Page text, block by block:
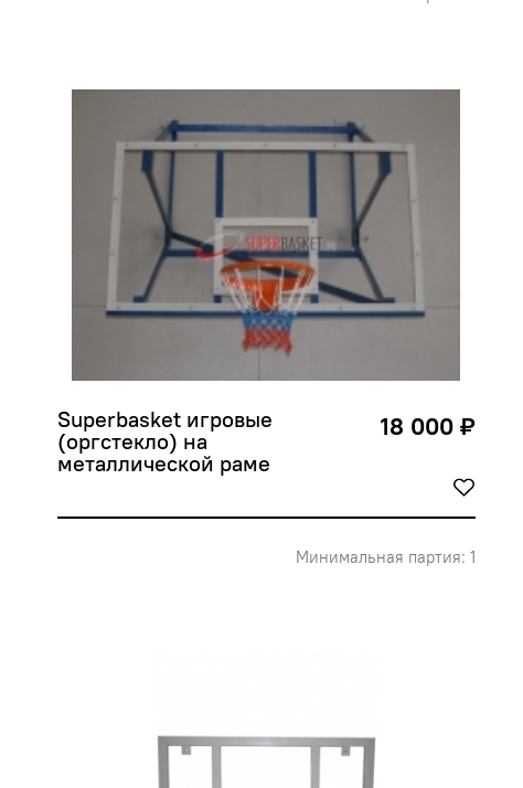
Superbasket игровые
(оргстекло) на
металлической раме
18 000 ₽
Минимальная партия: 1